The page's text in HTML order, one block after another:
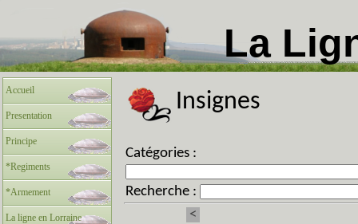
La
Accueil
Presentation
Principe
*Regiments
*Armement
La ligne en Lorraine
Insignes
Catégories :
Recherche :
<